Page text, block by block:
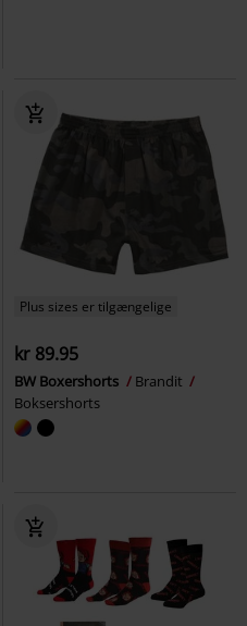
Plus sizes er tilgængelige
kr 89.95
BW Boxershorts
Brandit
Boksershorts